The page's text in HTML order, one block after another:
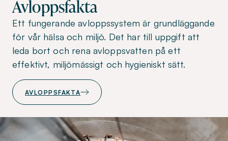
Avloppsfakta
Ett fungerande avloppssystem är grundläggande
för vår hälsa och miljö. Det har till uppgift att
leda bort och rena avloppsvatten på ett
effektivt, miljömässigt och hygieniskt sätt.
AVLOPPSFAKTA